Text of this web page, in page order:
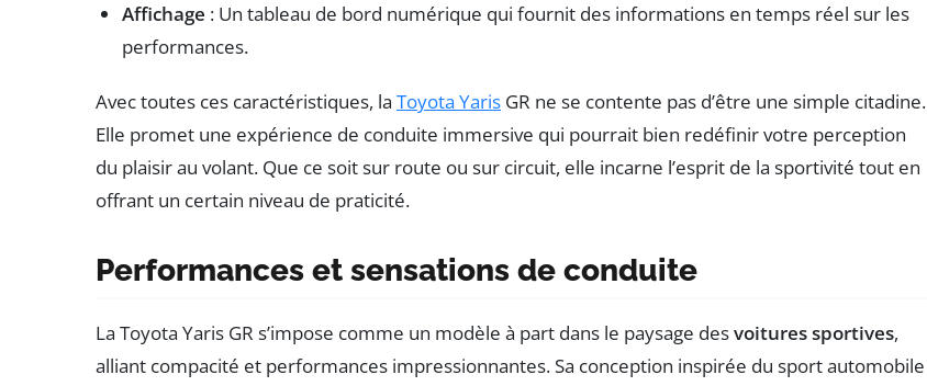
Affichage : Un tableau de bord numérique qui fournit des informations en temps réel sur les
performances.
Avec toutes ces caractéristiques, la Toyota Yaris GR ne se contente pas d’être une simple citadine.
Elle promet une expérience de conduite immersive qui pourrait bien redéfinir votre perception
du plaisir au volant. Que ce soit sur route ou sur circuit, elle incarne l’esprit de la sportivité tout en
offrant un certain niveau de praticité.
Performances et sensations de conduite
La Toyota Yaris GR s’impose comme un modèle à part dans le paysage desvoitures sportives,
alliant compacité et performances impressionnantes. Sa conception inspirée du sport automobile